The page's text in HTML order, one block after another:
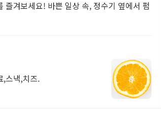
겨보세요! 바쁜 일상 속, 정수기 옆에서 펌
,스낵,치즈.